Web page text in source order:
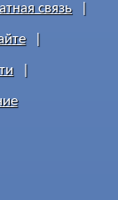
связь